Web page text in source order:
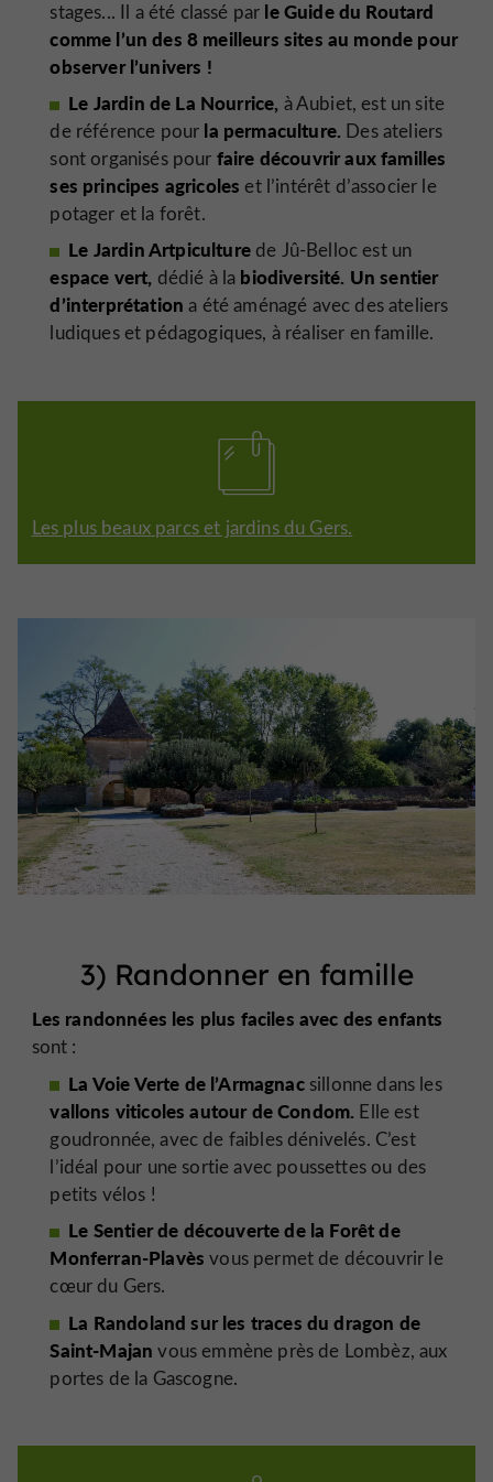
stages... Il a été classé par le Guide du Routard
comme l’un des 8 meilleurs sites au monde pour
observer l’univers !
Le Jardin de La Nourrice, à Aubiet, est un site
de référence pour la permaculture. Des ateliers
sont organisés pour faire découvrir aux familles
ses principes agricoles et l’intérêt d’associer le
potager et la forêt.
Le Jardin Artpiculture de Jû-Belloc est un
espace vert, dédié à la biodiversité. Un sentier
d’interprétationa été aménagé avec des ateliers
ludiques et pédagogiques, à réaliser en famille.
Les plus beaux parcs et jardins du Gers.
3) Randonner en famille
Les randonnées les plus faciles avec des enfants
sont :
La Voie Verte de l’Armagnacsillonne dans les
vallons viticoles autour de Condom. Elle est
goudronnée, avec de faibles dénivelés. C’est
l’idéal pour une sortie avec poussettes ou des
petits vélos !
Le Sentier de découverte de la Forêt de
Monferran-Plavès vous permet de découvrir le
cœur du Gers.
La Randoland sur les traces du dragon de
Saint-Majan vous emmène près de Lombèz, aux
portes de la Gascogne.